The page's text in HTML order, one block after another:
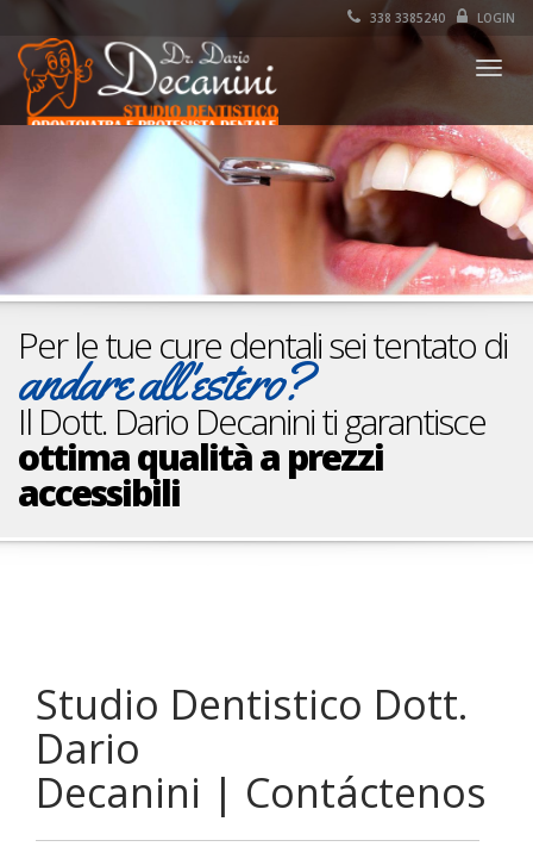
338 3385240 LOGIN
Per le tue cure dentali sei tentato di
andare all'estero?
Il Dott. Dario Decanini ti garantisce
ottima qualità a prezzi
accessibili
Studio Dentistico Dott.
Dario
Decanini | Contáctenos